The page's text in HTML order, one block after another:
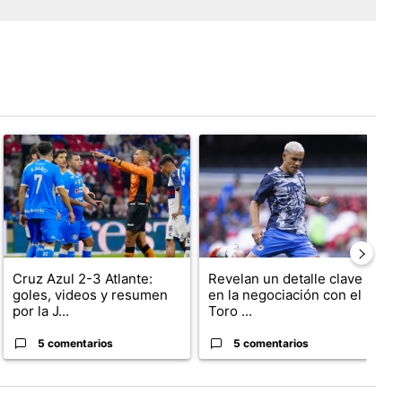
en los últimos 7 días.
Un artículo de tendencia con el título "Cruz Azul 2-3 Atlante:
Cruz Azul 2-3 Atlante:
goles, videos y resumen
por la J...
5 comentarios
Un artículo de tendencia con el
Revelan un detalle clave
en la negociación con el
Toro ...
5 comentarios